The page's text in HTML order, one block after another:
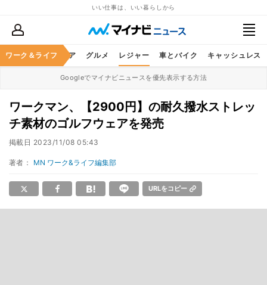
いい仕事は、いい暮らしから
ワーク＆ライフ
暮らし ヘルスケア グルメ レジャー 車とバイク キャッシュレス
Googleでマイナビニュースを優先表示する方法
ワークマン、【2900円】の耐久撥水ストレッ
チ素材のゴルフウェアを発売
掲載日 2023/11/08 05:43
著者： MN ワーク&ライフ編集部
URLをコピー